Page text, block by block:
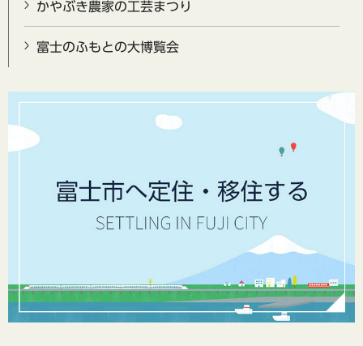
かやぶき農家の工芸まつり
富士のふもとの大博覧会